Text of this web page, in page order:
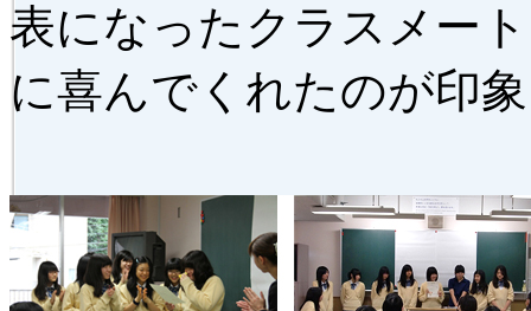
表になったクラスメー
に喜んでくれたのが印